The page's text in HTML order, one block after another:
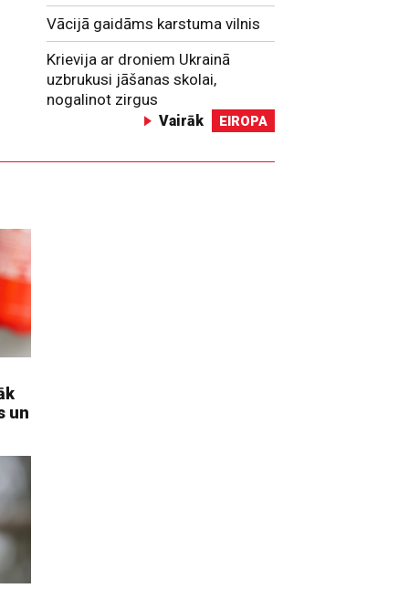
Vācijā gaidāms karstuma vilnis
Krievija ar droniem Ukrainā
uzbrukusi jāšanas skolai,
nogalinot zirgus
Vairāk EIROPA
un